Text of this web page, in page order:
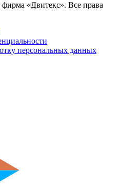
«Двитекс». Все права
персональных данных